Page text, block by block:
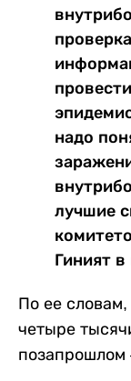
надо
лучшие
Гиният в
По ее
четыре
позапрошлом